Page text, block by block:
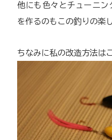
他にも色々とチューニン
を作るのもこの釣りの楽
ちなみに私の改造方法は